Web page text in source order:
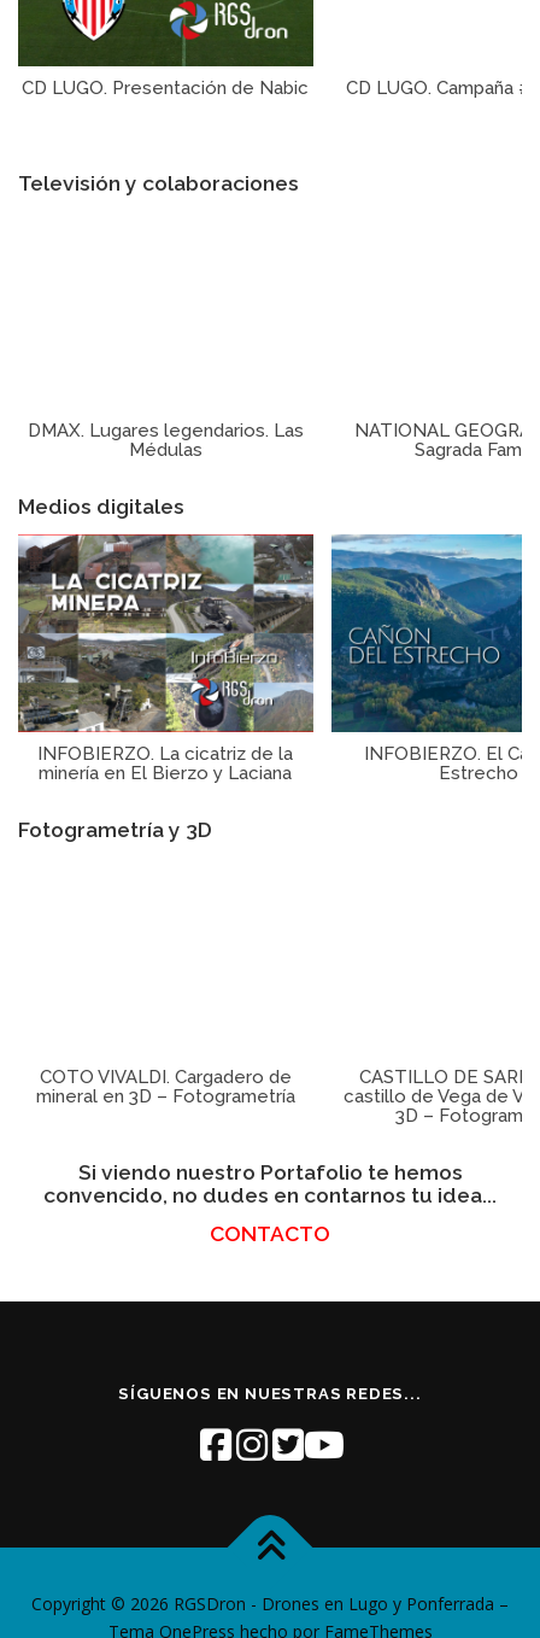
CD LUGO. Presentación de Nabic CD LUGO. Campaña
Televisión y colaboraciones
DMAX. Lugares legendarios. Las
Médulas
NATIONAL
Sagrada
Medios digitales
INFOBIERZO. La cicatriz de la
minería en El Bierzo y Laciana
INFOBIERZO. El
Estrecho
Fotogrametría y 3D
COTO VIVALDI. Cargadero de
mineral en 3D – Fotogrametría
CASTILLO DE
castillo de Vega de
3D –
Si viendo nuestro Portafolio te hemos
convencido, no dudes en contarnos tu idea...
CONTACTO
SÍGUENOS EN NUESTRAS REDES...
Copyright © 2026 RGSDron - Drones en Lugo y Ponferrada –
Tema OnePress hecho por FameThemes